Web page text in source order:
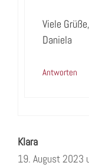
Viele Grüße,
Daniela
Antworten
Klara
19. August 2023